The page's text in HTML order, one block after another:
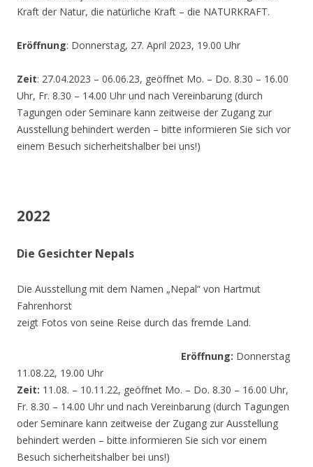
Kraft der Natur, die natürliche Kraft – die NATURKRAFT.
Eröffnung: Donnerstag, 27. April 2023, 19.00 Uhr
Zeit: 27.04.2023 – 06.06.23, geöffnet Mo. – Do. 8.30 – 16.00
Uhr, Fr. 8.30 – 14.00 Uhr und nach Vereinbarung (durch
Tagungen oder Seminare kann zeitweise der Zugang zur
Ausstellung behindert werden – bitte informieren Sie sich vor
einem Besuch sicherheitshalber bei uns!)
2022
Die Gesichter Nepals
Die Ausstellung mit dem Namen „Nepal“ von Hartmut
Fahrenhorst
zeigt Fotos von seine Reise durch das fremde Land.
Eröffnung: Donnerstag
11.08.22, 19.00 Uhr
Zeit: 11.08. – 10.11.22, geöffnet Mo. – Do. 8.30 – 16.00 Uhr,
Fr. 8.30 – 14.00 Uhr und nach Vereinbarung (durch Tagungen
oder Seminare kann zeitweise der Zugang zur Ausstellung
behindert werden – bitte informieren Sie sich vor einem
Besuch sicherheitshalber bei uns!)